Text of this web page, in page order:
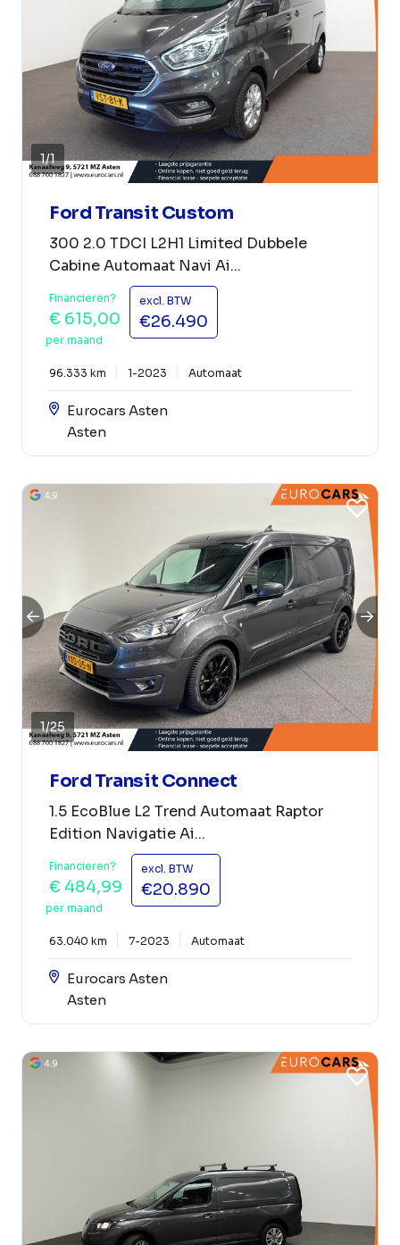
1/1
Ford Transit Custom
300 2.0 TDCI L2H1 Limited Dubbele
Cabine Automaat Navi Ai...
Financieren?
€ 615,00
per maand
excl. BTW
€26.490
96.333 km 1-2023 Automaat
Eurocars Asten
Asten
1/25
Ford Transit Connect
1.5 EcoBlue L2 Trend Automaat Raptor
Edition Navigatie Ai...
Financieren?
€ 484,99
per maand
excl. BTW
€20.890
63.040 km 7-2023 Automaat
Eurocars Asten
Asten